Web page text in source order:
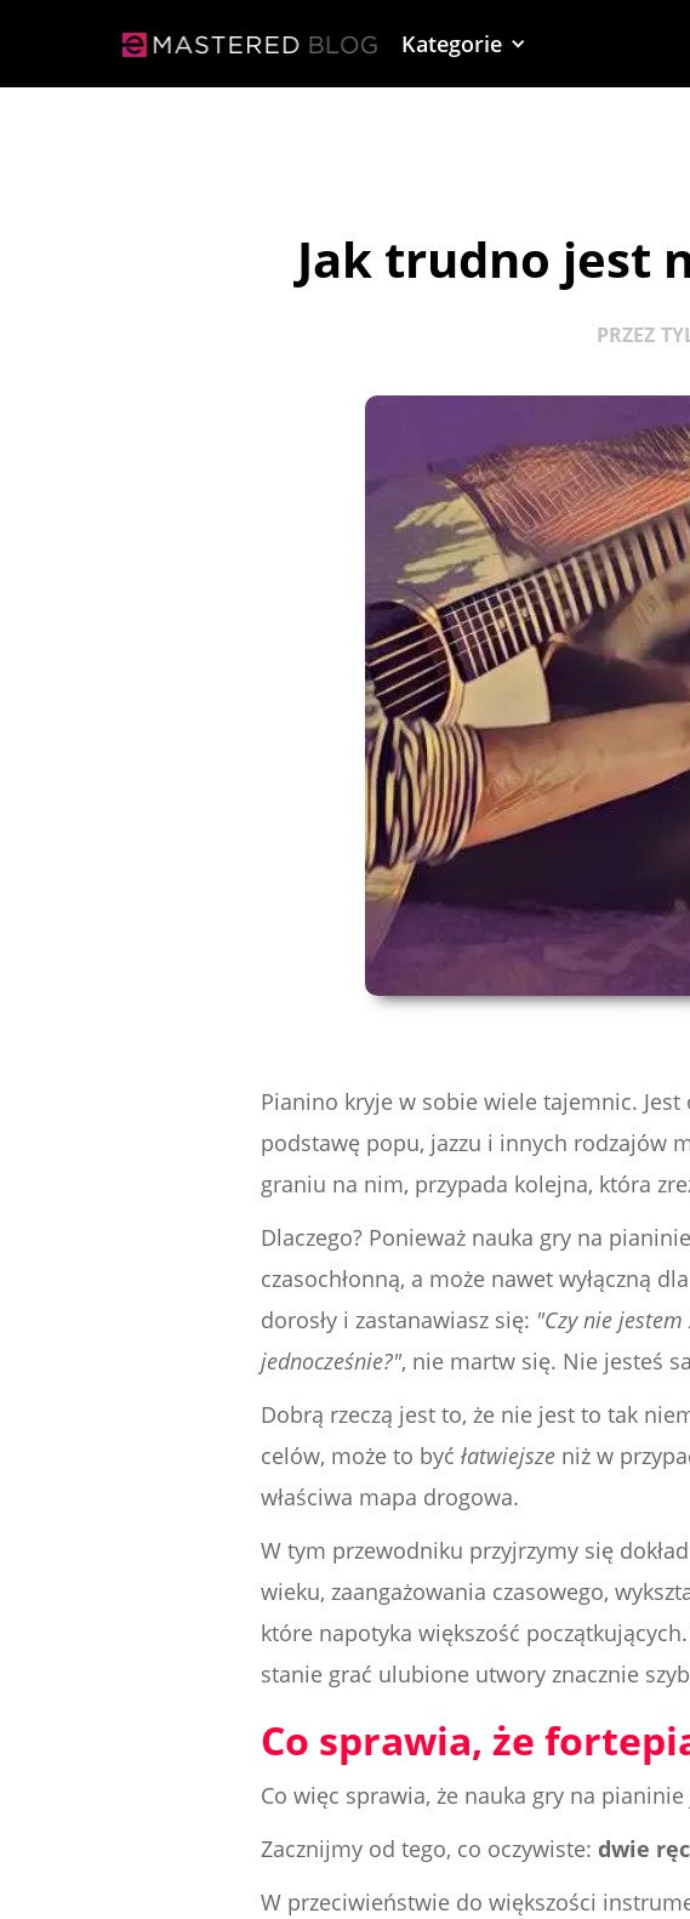
Kategorie
Jak trudno jest
PRZEZ
Pianino kryje w sobie wiele tajemnic.
podstawę popu, jazzu i innych rodzajów
graniu na nim, przypada kolejna, która
Dlaczego? Ponieważ nauka gry na
czasochłonną, a może nawet wyłączną
dorosły i zastanawiasz się: "Czy nie
jednocześnie?", nie martw się. Nie jesteś
Dobrą rzeczą jest to, że nie jest to tak
celów, może to byćłatwiejsze niż w
właściwa mapa drogowa.
W tym przewodniku przyjrzymy się
wieku, zaangażowania czasowego,
które napotyka większość
stanie grać ulubione utwory znacznie
Co sprawia, że
Co więc sprawia, że nauka gry na
Zacznijmy od tego, co oczywiste:dwie
W przeciwieństwie do większości